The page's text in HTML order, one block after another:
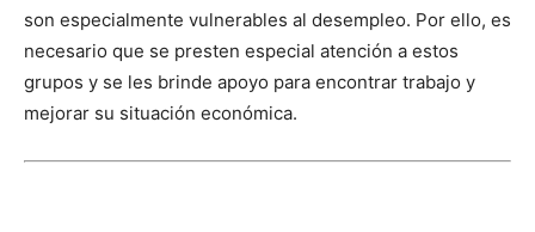
son especialmente vulnerables al desempleo. Por ello, es
necesario que se presten especial atención a estos
grupos y se les brinde apoyo para encontrar trabajo y
mejorar su situación económica.